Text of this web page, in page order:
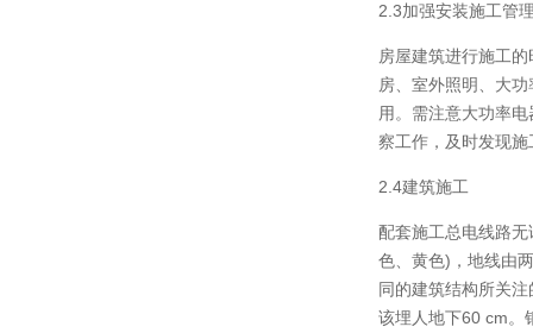
2.3加强安装施工管
房屋建筑进行施工
房、室外照明、大
用。需注意大功率
察工作，及时发现
2.4建筑施工
配套施工总电线路
色、黄色)，地线由
同的建筑结构所关
该埋人地下60 cm。